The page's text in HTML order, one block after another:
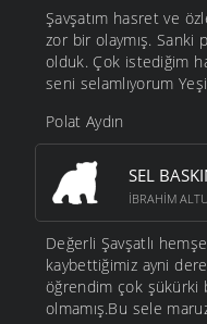
Şavşatım hasret ve
zor bir olaymış. Sanki
olduk. Çok istediğim
seni selamlıyorum
Polat Aydın
SEL
İBRAHIM
Değerli Şavşatlı
kaybettiğimiz ayni
öğrendim çok şükürki
olmamış.Bu sele